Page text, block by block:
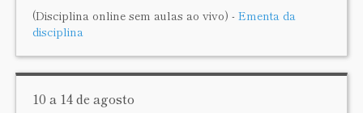
(Disciplina online sem aulas ao vivo) - Ementa da
disciplina
10 a 14 de agosto